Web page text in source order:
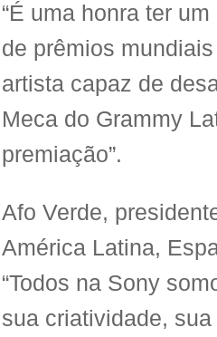
“É uma honra ter
de prêmios
artista capaz de
Meca do Grammy
premiação”.
Afo Verde,
América Latina,
“Todos na Sony
sua criatividade,